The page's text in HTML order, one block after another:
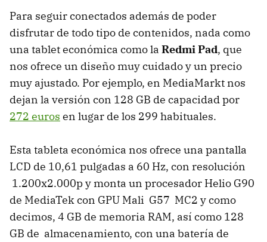
Para seguir conectados además de poder
disfrutar de todo tipo de contenidos, nada como
una tablet económica como la Redmi Pad, que
nos ofrece un diseño muy cuidado y un precio
muy ajustado. Por ejemplo, en MediaMarkt nos
dejan la versión con 128 GB de capacidad por
272 euros en lugar de los 299 habituales.
Esta tableta económica nos ofrece una pantalla
LCD de 10,61 pulgadas a 60 Hz, con resolución
1.200x2.000p y monta un procesador Helio G90
de MediaTek con GPU Mali G57 MC2 y como
decimos, 4 GB de memoria RAM, así como 128
GB de almacenamiento, con una batería de